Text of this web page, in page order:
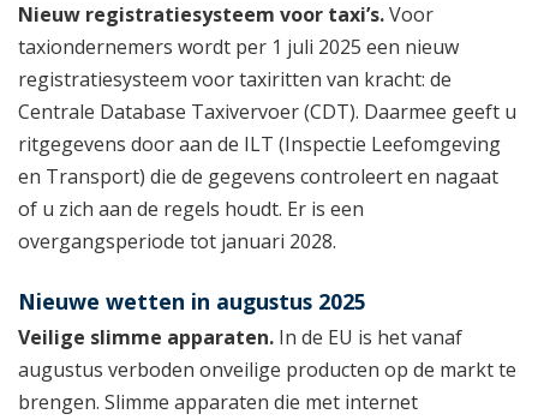
Nieuw registratiesysteem voor taxi’s.Voor
taxiondernemers wordt per 1 juli 2025 een nieuw
registratiesysteem voor taxiritten van kracht: de
Centrale Database Taxivervoer (CDT). Daarmee geeft u
ritgegevens door aan de ILT (Inspectie Leefomgeving
en Transport) die de gegevens controleert en nagaat
of u zich aan de regels houdt. Er is een
overgangsperiode tot januari 2028.
Nieuwe wetten in augustus 2025
Veilige slimme apparaten. In de EU is het vanaf
augustus verboden onveilige producten op de markt te
brengen. Slimme apparaten die met internet